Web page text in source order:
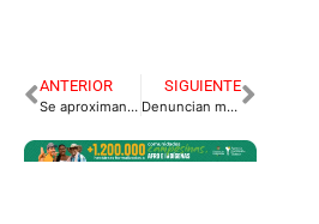
ANTERIOR
Se aproximan cambios en gabinete de Juan Guillermo Zuluaga
SIGUIENTE
Denuncian masivo envenenamiento de mascotas en Villavicencio